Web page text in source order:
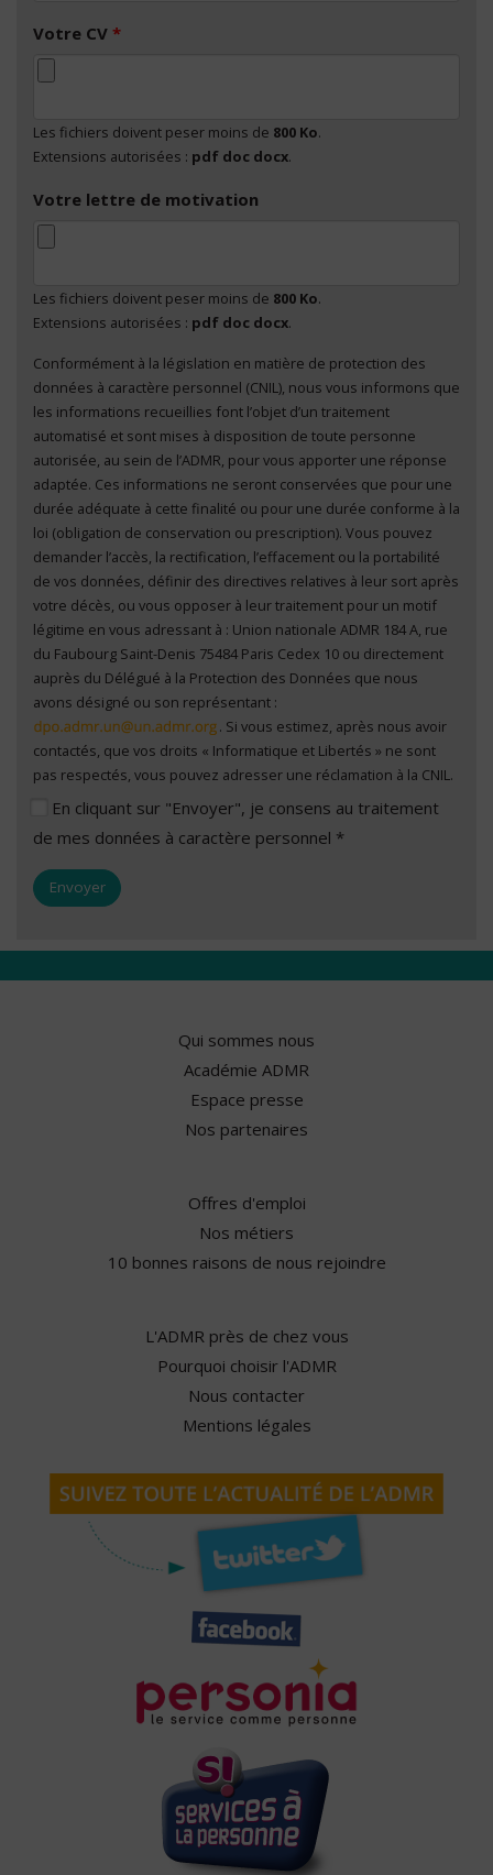
Votre CV *
Les fichiers doivent peser moins de 800 Ko.
Extensions autorisées : pdf doc docx.
Votre lettre de motivation
Les fichiers doivent peser moins de 800 Ko.
Extensions autorisées : pdf doc docx.
En cliquant sur "Envoyer", je consens au traitement
de mes données à caractère personnel *
Conformément à la législation en matière de protection des
données à caractère personnel (CNIL), nous vous informons que
les informations recueillies font l’objet d’un traitement
automatisé et sont mises à disposition de toute personne
autorisée, au sein de l’ADMR, pour vous apporter une réponse
adaptée. Ces informations ne seront conservées que pour une
durée adéquate à cette finalité ou pour une durée conforme à la
loi (obligation de conservation ou prescription). Vous pouvez
demander l’accès, la rectification, l’effacement ou la portabilité
de vos données, définir des directives relatives à leur sort après
votre décès, ou vous opposer à leur traitement pour un motif
légitime en vous adressant à : Union nationale ADMR 184 A, rue
du Faubourg Saint-Denis 75484 Paris Cedex 10 ou directement
auprès du Délégué à la Protection des Données que nous
avons désigné ou son représentant :
. Si vous estimez, après nous avoir
contactés, que vos droits « Informatique et Libertés » ne sont
pas respectés, vous pouvez adresser une réclamation à la CNIL.
En cliquant sur "Envoyer", je consens au traitement
de mes données à caractère personnel *
Qui sommes nous
Académie ADMR
Espace presse
Nos partenaires
Offres d'emploi
Nos métiers
10 bonnes raisons de nous rejoindre
L'ADMR près de chez vous
Pourquoi choisir l'ADMR
Nous contacter
Mentions légales